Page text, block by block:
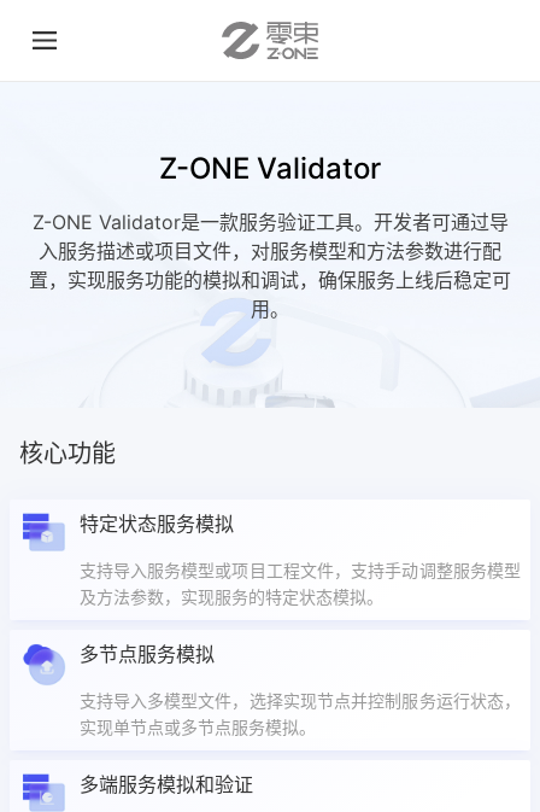
Z-ONE Validator
Z-ONE Validator是一款服务验证工具。开发者可通过导
入服务描述或项目文件，对服务模型和方法参数进行配
置，实现服务功能的模拟和调试，确保服务上线后稳定可
用。
核心功能
特定状态服务模拟
支持导入服务模型或项目工程文件，支持手动调整服务模型
及方法参数，实现服务的特定状态模拟。
多节点服务模拟
支持导入多模型文件，选择实现节点并控制服务运行状态，
实现单节点或多节点服务模拟。
多端服务模拟和验证